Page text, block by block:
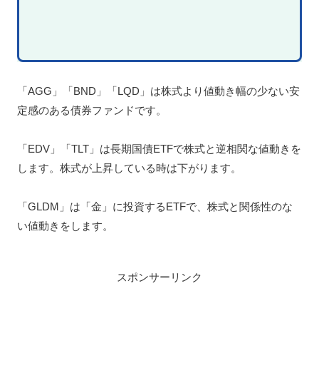
「AGG」「BND」「LQD」は株式より値動き幅の少ない安
定感のある債券ファンドです。
「EDV」「TLT」は長期国債ETFで株式と逆相関な値動きを
します。株式が上昇している時は下がります。
「GLDM」は「金」に投資するETFで、株式と関係性のな
い値動きをします。
スポンサーリンク